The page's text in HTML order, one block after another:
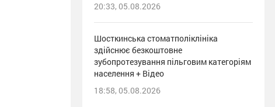
20:33, 05.08.2026
Шосткинська стоматполіклініка
здійснює безкоштовне
зубопротезування пільговим категоріям
населення + Відео
18:58, 05.08.2026